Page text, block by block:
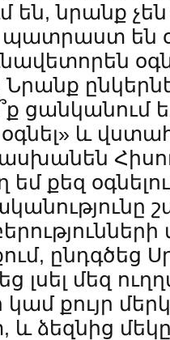
են, նրանք
պատրաստ են
Նրանք
ցանկանում
և
եմ քեզ
ընդգծեց
լսել մեզ
կամ քույր
և ձեզնից